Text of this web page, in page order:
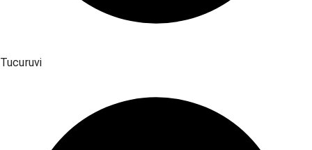
Tucuruvi